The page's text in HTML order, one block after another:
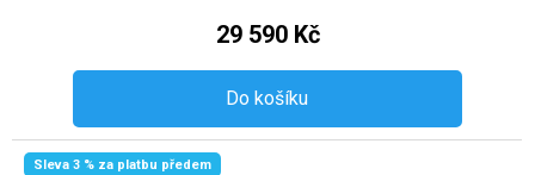
29 590 Kč
Do košíku
Sleva 3 % za platbu předem